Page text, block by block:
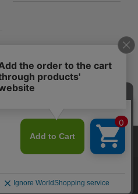
Reserved.
閲覧履歴・属性情報などの取得およ
）を使用いたします。詳細に